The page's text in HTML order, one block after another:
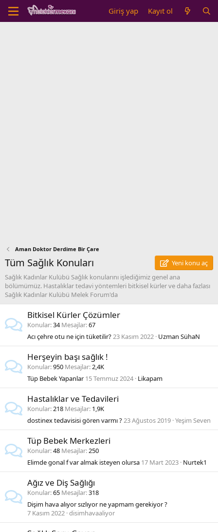
Giriş yap Kayıt ol
Aman Doktor Derdime Bir Çare
Tüm Sağlık Konuları
Yeni konu aç
Sağlık Kadınlar Kulübü Sağlık konularını işlediğimiz genel ana
bölümümüz. Hastalıklar tedavi yöntemleri bitkisel kürler ve daha fazlası
Sağlık Kadınlar Kulübü Melek Forum'da
Bitkisel Kürler Çözümler
Konular 34 Mesajlar 67
Acı çehre otu ne için tüketilir?23 Kasım 2022 Uzman SühaN
Herşeyin başı sağlık !
Konular 950 Mesajlar 2,4K
Tüp Bebek Yapanlar 15 Temmuz 2024 Likapam
Hastalıklar ve Tedavileri
Konular 218 Mesajlar 1,9K
dostinex tedavisisi gören varmı ?23 Ağustos 2019 Yeşim Seven
Tüp Bebek Merkezleri
Konular 48 Mesajlar 250
Elimde gonal f var almak isteyen olursa 17 Mart 2023 Nurtek1
Ağız ve Diş Sağlığı
Konular 65 Mesajlar 318
Dişim hava alıyor sızlıyor ne yapmam gerekiyor ?
7 Kasım 2022 disimhavaaliyor